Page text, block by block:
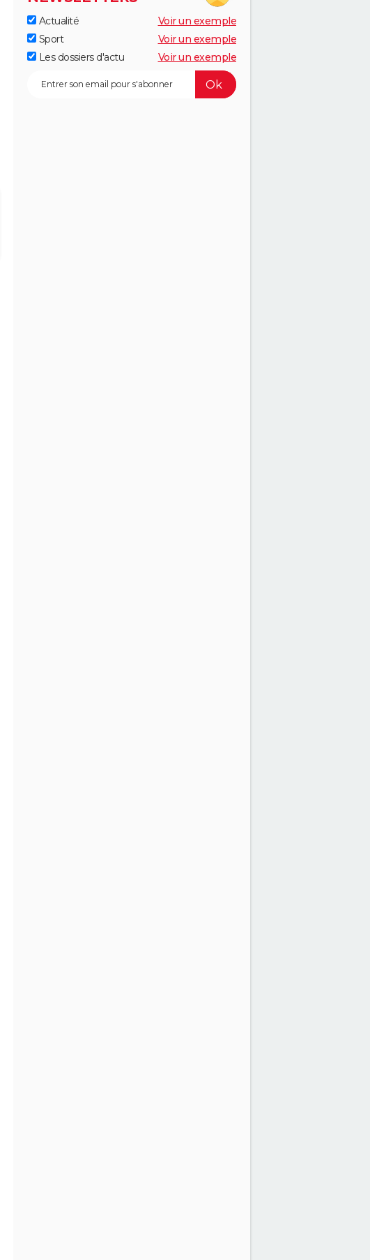
Actualité
Voir un exemple
Sport
Voir un exemple
Les dossiers d'actu
Voir un exemple